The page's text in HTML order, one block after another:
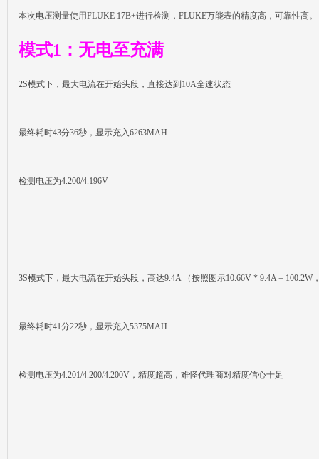
本次电压测量使用FLUKE 17B+进行检测，FLUKE万能表的精度高，可靠性高。
模式1：无电至充满
2S模式下，最大电流在开始头段，直接达到10A全速状态
最终耗时43分36秒，显示充入6263MAH
检测电压为4.200/4.196V
3S模式下，最大电流在开始头段，高达9.4A （按照图示10.66V * 9.4A = 100.2W
最终耗时41分22秒，显示充入5375MAH
检测电压为4.201/4.200/4.200V，精度超高，难怪代理商对精度信心十足